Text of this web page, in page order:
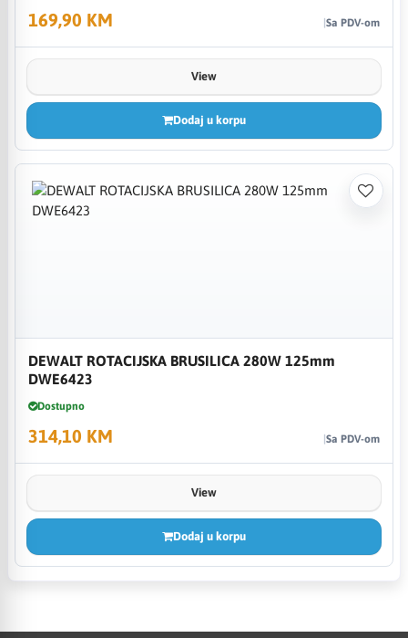
169,90 KM Sa PDV-om
View
Dodaj u korpu
DEWALT ROTACIJSKA BRUSILICA 280W 125mm
DWE6423
Dostupno
314,10 KM Sa PDV-om
View
Dodaj u korpu